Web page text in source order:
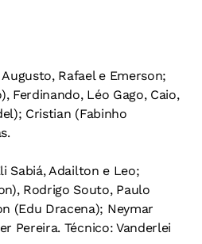
Rafael e Emerson;
Ferdinando, Léo Gago, Caio,
Cristian (Fabinho
Sabiá, Adailton e Leo;
Rodrigo Souto, Paulo
(Edu Dracena); Neymar
Pereira. Técnico: Vanderlei